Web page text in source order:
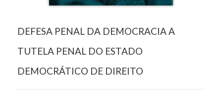
DEFESA PENAL DA DEMOCRACIA A
TUTELA PENAL DO ESTADO
DEMOCRÁTICO DE DIREITO